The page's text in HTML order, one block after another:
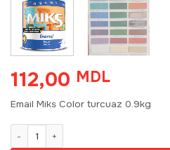
112,00 MDL
Email Miks Color turcuaz 0.9kg